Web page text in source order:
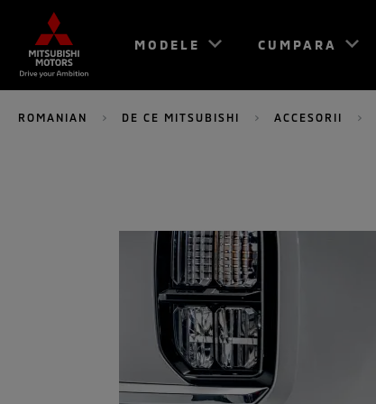
MODELE CUMPARA
ROMANIAN DE CE MITSUBISHI ACCESORII